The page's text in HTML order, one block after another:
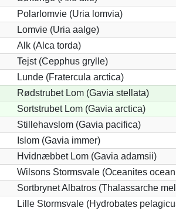
Polarlomvie (Uria lomvia)
Lomvie (Uria aalge)
Alk (Alca torda)
Tejst (Cepphus grylle)
Lunde (Fratercula arctica)
Rødstrubet Lom (Gavia stellata)
Sortstrubet Lom (Gavia arctica)
Stillehavslom (Gavia pacifica)
Islom (Gavia immer)
Hvidnæbbet Lom (Gavia adamsii)
Wilsons Stormsvale (Oceanites
Sortbrynet Albatros (Thalassarche
Lille Stormsvale (Hydrobates